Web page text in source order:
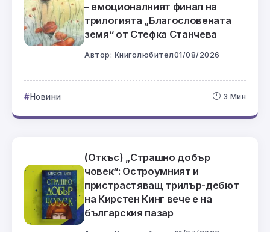
– емоционалният финал на
трилогията „Благословената
земя“ от Стефка Станчева
Автор: Книголюбител01/08/2026
Новини 3 Мин
(Откъс) „Страшно добър
човек“: Остроумният и
пристрастяващ трилър-дебют
на Кирстен Кинг вече е на
българския пазар